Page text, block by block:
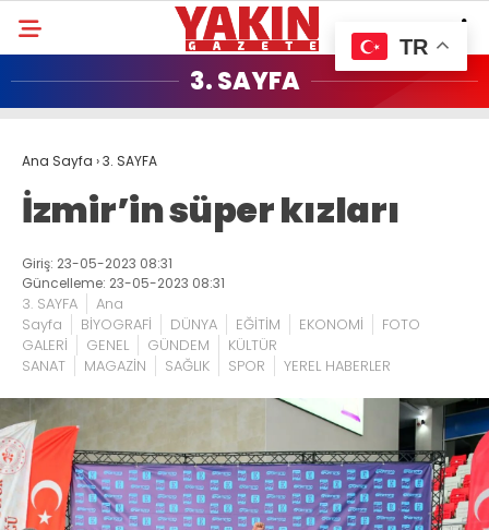
3. SAYFA
Ana Sayfa ›3. SAYFA
İzmir’in süper kızları
Giriş: 23-05-2023 08:31
Güncelleme: 23-05-2023 08:31
3. SAYFA
Ana
Sayfa
BİYOGRAFİ DÜNYA EĞİTİM EKONOMİ
FOTO
GALERİ
GENEL GÜNDEM
KÜLTÜR
SANAT
MAGAZİN SAĞLIK SPOR YEREL HABERLER
TR